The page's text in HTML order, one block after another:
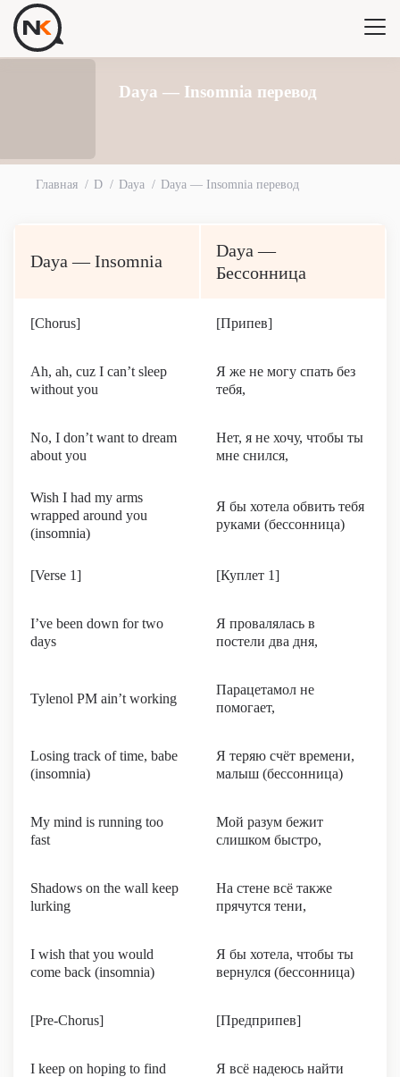
Daya — Insomnia перевод
Главная D Daya Daya — Insomnia перевод
Daya — Insomnia
Daya —
Бессонница
[Chorus] [Припев]
Ah, ah, cuz I can’t sleep
without you
Я же не могу спать без
тебя,
No, I don’t want to dream
about you
Нет, я не хочу, чтобы ты
мне снился,
Wish I had my arms
wrapped around you
(insomnia)
Я бы хотела обвить тебя
руками (бессонница)
[Verse 1] [Куплет 1]
I’ve been down for two
days
Я провалялась в
постели два дня,
Tylenol PM ain’t working
Парацетамол не
помогает,
Losing track of time, babe
(insomnia)
Я теряю счёт времени,
малыш (бессонница)
My mind is running too
fast
Мой разум бежит
слишком быстро,
Shadows on the wall keep
lurking
На стене всё также
прячутся тени,
I wish that you would
come back (insomnia)
Я бы хотела, чтобы ты
вернулся (бессонница)
[Pre-Chorus] [Предприпев]
I keep on hoping to find
Я всё надеюсь найти